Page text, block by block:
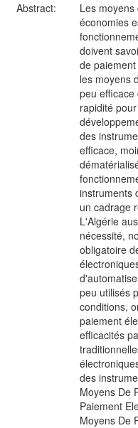
Abstract:
Les
économies
doivent
de
les moyens
peu
rapidité
des
efficace,
instruments
un cadrage
L'Algérie
nécessité,
obligatoire
peu utilisés
conditions,
paiement
efficacités
des
Moyens De
Paiement
Moyens De